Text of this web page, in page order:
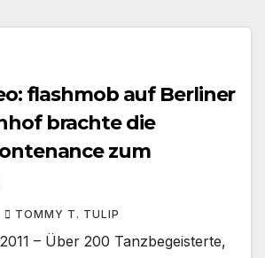
flashmob auf Berliner
brachte die
zum
TOMMY T. TULIP
– Über 200 Tanzbegeisterte,